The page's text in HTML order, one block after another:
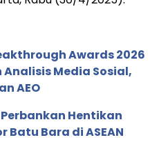
Awards 2026
Media Sosial,
AEO
Hentikan
Bara di ASEAN